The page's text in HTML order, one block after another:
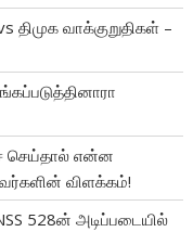
திமுக வாக்குறுதிகள் –
செய்தால் என்ன
விளக்கம்!
528ன் அடிப்படையில்